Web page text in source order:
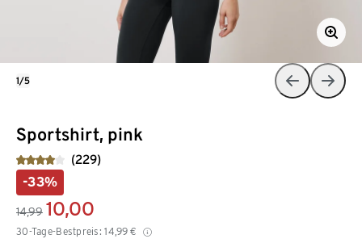
Sportshirt, pink
(229)
-33%
14,99 10,00
30-Tage-Bestpreis: 14,99 €
1/5